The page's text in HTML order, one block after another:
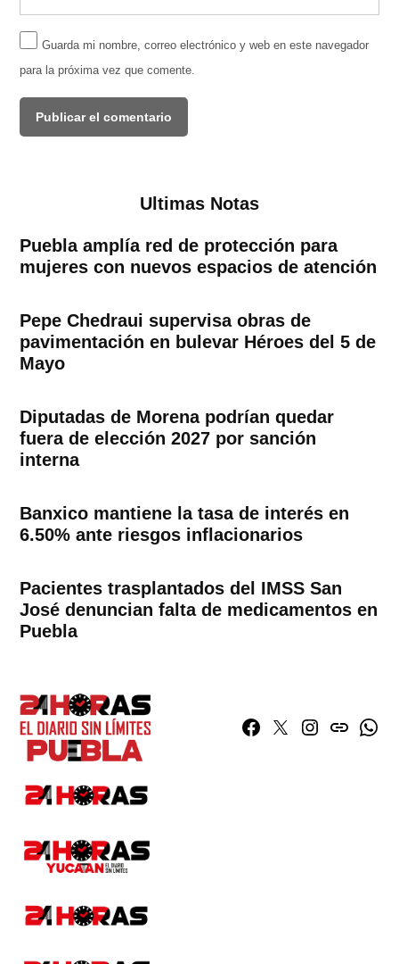
Guarda mi nombre, correo electrónico y web en este navegador
para la próxima vez que comente.
Ultimas Notas
Puebla amplía red de protección para
mujeres con nuevos espacios de atención
Pepe Chedraui supervisa obras de
pavimentación en bulevar Héroes del 5 de
Mayo
Diputadas de Morena podrían quedar
fuera de elección 2027 por sanción
interna
Banxico mantiene la tasa de interés en
6.50% ante riesgos inflacionarios
Pacientes trasplantados del IMSS San
José denuncian falta de medicamentos en
Puebla
Facebook
TwitterInstagram
issuu